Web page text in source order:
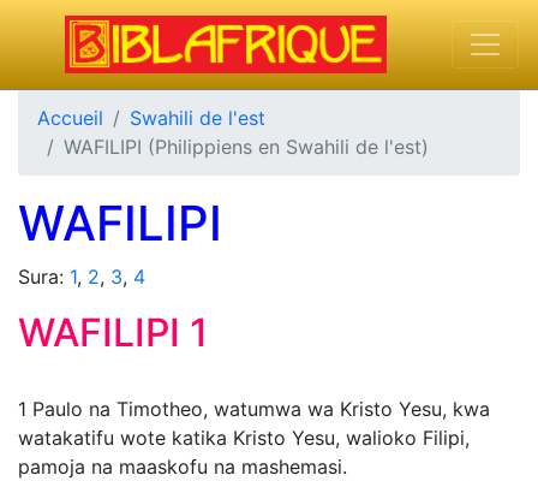
Accueil
Swahili de l'est
WAFILIPI (Philippiens en Swahili de l'est)
WAFILIPI
Sura: 1, 2, 3, 4
WAFILIPI 1
1 Paulo na Timotheo, watumwa wa Kristo Yesu, kwa
watakatifu wote katika Kristo Yesu, walioko Filipi,
pamoja na maaskofu na mashemasi.